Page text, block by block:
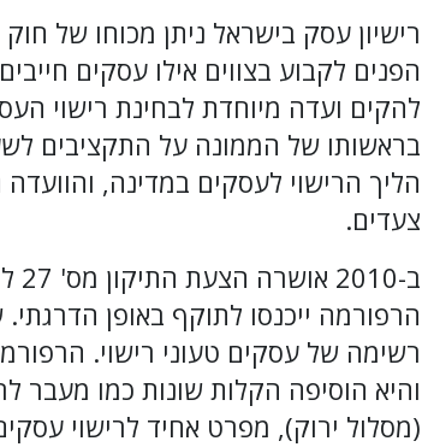
להקים ועדה מיוחדת לבחינת רישוי
בראשותו של הממונה על התקציבים
הליך הרישוי לעסקים במדינה,
צעדים.
רשימה של עסקים טעוני רישוי.
והיא הוסיפה הקלות שונות כמו מעבר
(מסלול ירוק), מפרט אחיד לרישוי